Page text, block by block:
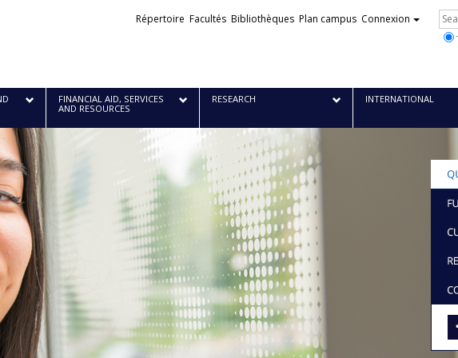
Liens
Répertoire Facultés Bibliothèques Plan campus Connexion
FINANCIAL AID, SERVICES
AND RESOURCES
RESEARCH INTERNATIONAL